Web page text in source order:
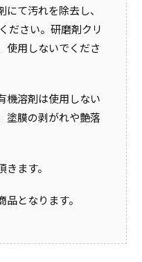
て汚れを除去し、
ださい。研磨剤クリ
使用しないでくださ
機溶剤は使用しない
塗膜の剥がれや艶落
ます。
となります。